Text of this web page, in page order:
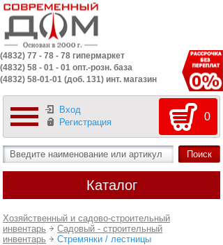
(4832) 77 - 78 - 78 гипермаркет
(4832) 58 - 01 - 01 опт.-розн. база
(4832) 58-01-01 (доб. 131) инт. магазин
Вход
Регистрация
0
Каталог
Хозяйственный и садово-строительный
инвентарь
Садовый - строительный
инвентарь
Стремянки / лестницы